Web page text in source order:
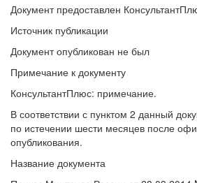
Документ предоставлен
Источник публикации
Документ опубликован не был
Примечание к документу
КонсультантПлюс: примечание.
В соответствии с пунктом 2 данный
по истечении шести месяцев после
опубликования.
Название документа